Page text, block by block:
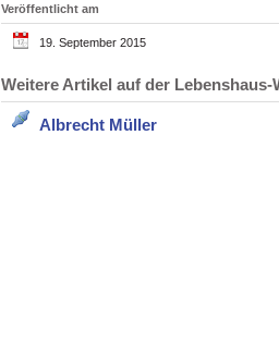
Veröffentlicht am
19. September 2015
Weitere Artikel auf der
Albrecht Müller